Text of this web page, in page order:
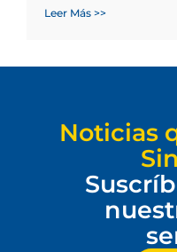
Leer Más >>
Noticias